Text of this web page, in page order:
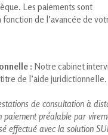
Les paiements sont
fonction de l’avancée de
: Notre cabinet
de l’aide juridictionnelle.
de consultation à
paiement préalable par
effectué avec la solution